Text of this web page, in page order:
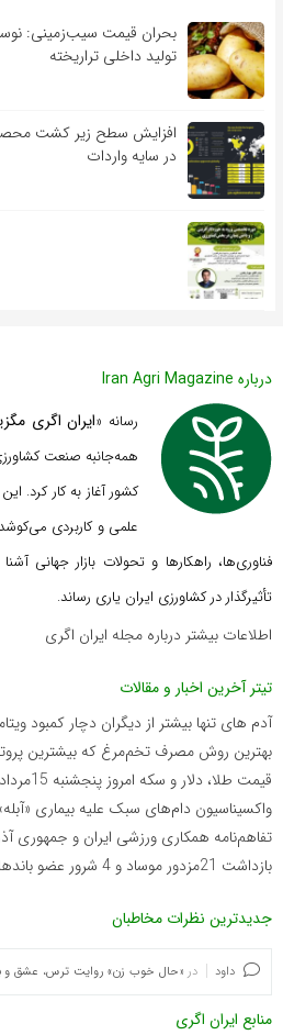
بحران قیمت سیب‌زمینی:
تولید داخلی تراریخته
افزایش سطح زیر کشت
در سایه واردات
درباره Iran Agri Magazine
رسانه «ایران اگری
همه‌جانبه صنعت
کشور آغاز به کار کرد.
علمی و کاربردی
فناوری‌ها، راهکارها و تحولات بازار جهانی
تأثیرگذار در کشاورزی ایران یاری رساند.
اطلاعات بیشتر درباره مجله ایران اگری
تیتر آخرین اخبار و مقالات
آدم های تنها بیشتر از دیگران دچار کمبود
بهترین روش مصرف تخم‌مرغ که بیشترین
قیمت طلا، دلار و سکه امروز پنجشنبه 15مرداد/ افزایش قیمت ها + جدول
واکسیناسیون دام‌های سبک علیه بیماری
تفاهم‌نامه همکاری ورزشی ایران و جمهوری
بازداشت 21مزدور موساد و 4 شرور عضو باندهای مسلح شرارت در استان کرمان
جدیدترین نظرات مخاطبان
داود در «حال خوب زن» روایت ترس، عشق و
منابع ایران اگری